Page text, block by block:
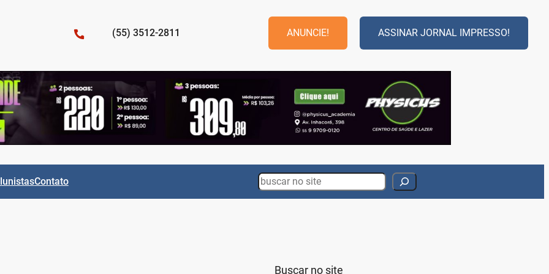
(55) 3512-2811 ANUNCIE! ASSINAR JORNAL IMPRESSO!
Contato Search
Buscar no site